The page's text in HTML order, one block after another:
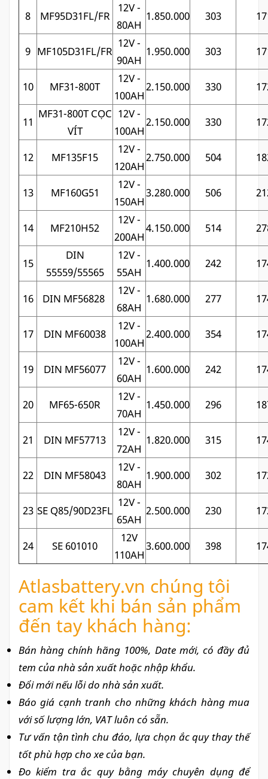
8 MF95D31FL/FR
12V -
80AH
1.850.000 303
9 MF105D31FL/FR
12V -
90AH
1.950.000 303
10 MF31-800T
12V -
100AH
2.150.000 330
11
MF31-800T CỌC
VÍT
12V -
100AH
2.150.000 330
12 MF135F15
12V -
120AH
2.750.000 504
13 MF160G51
12V -
150AH
3.280.000 506
14 MF210H52
12V -
200AH
4.150.000 514
15
DIN
55559/55565
12V -
55AH
1.400.000 242
16 DIN MF56828
12V -
68AH
1.680.000 277
17 DIN MF60038
12V -
100AH
2.400.000 354
19 DIN MF56077
12V -
60AH
1.600.000 242
20 MF65-650R
12V -
70AH
1.450.000 296
21 DIN MF57713
12V -
72AH
1.820.000 315
22 DIN MF58043
12V -
80AH
1.900.000 302
23 SE Q85/90D23FL
12V -
65AH
2.500.000 230
24 SE 601010
12V
110AH
3.600.000 398
Atlasbattery.vn chúng tôi
cam kết khi bán sản phẩm
đến tay khách hàng:
Bán hàng chính hãng 100%, Date mới, có đầy đủ
tem của nhà sản xuất hoặc nhập khẩu.
Đổi mới nếu lỗi do nhà sản xuất.
Báo giá cạnh tranh cho những khách hàng mua
với số lượng lớn, VAT luôn có sẵn.
Tư vấn tận tình chu đáo, lựa chọn ắc quy thay thế
tốt phù hợp cho xe của bạn.
Đo kiểm tra ắc quy bằng máy chuyên dụng để